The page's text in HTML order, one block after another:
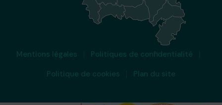
Mentions légales
Politiques de confidentialité
Politique de cookies
Plan du site